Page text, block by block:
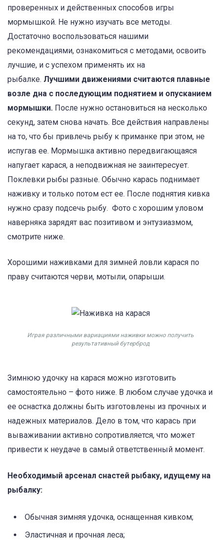
проверенных и действенных способов игры
мормышкой. Не нужно изучать все методы.
Достаточно воспользоваться нашими
рекомендациями, ознакомиться с методами, освоить
лучшие, и с успехом применять их на
рыбалке. Лучшими движениями считаются плавные
возле дна с последующим поднятием и опусканием
мормышки. После нужно остановиться на несколько
секунд, затем снова начать. Все действия направлены
на то, что бы привлечь рыбу к приманке при этом, не
испугав ее. Мормышка активно передвигающаяся
напугает карася, а неподвижная не заинтересует.
Поклевки рыбы разные. Обычно карась поднимает
наживку и только потом ест ее. После поднятия кивка
нужно сразу подсечь рыбу. Фото с хорошим уловом
наверняка зарядят вас позитивом и энтузиазмом,
смотрите ниже.
Хорошими наживками для зимней ловли карася по
праву считаются черви, мотыли, опарыши.
Играя различными вариациями наживки можно получить
результативный бутерброд
Зимнюю удочку на карася можно изготовить
самостоятельно – фото ниже. В любом случае удочка и
ее оснастка должны быть изготовлены из прочных и
надежных материалов. Дело в том, что карась при
вываживании активно сопротивляется, что может
привести к неудаче в самый ответственный момент.
Необходимый арсенал снастей рыбаку, идущему на
рыбалку:
Обычная зимняя удочка, оснащенная кивком;
Эластичная и прочная леса;